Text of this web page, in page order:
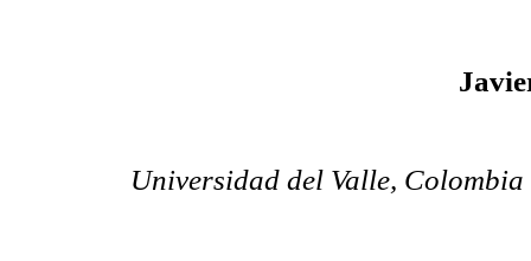
Universidad del Valle, Colombia